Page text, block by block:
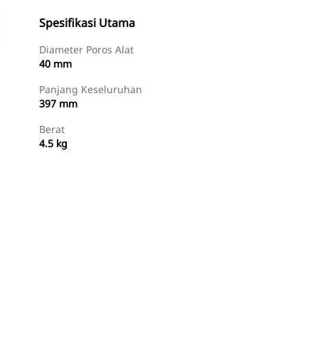
Spesifikasi Utama
Diameter Poros Alat
40 mm
Panjang Keseluruhan
397 mm
Berat
4.5 kg